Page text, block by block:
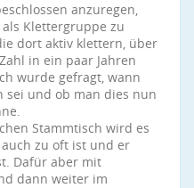
anzuregen,
Klettergruppe zu
dort aktiv klettern, über
in ein paar Jahren
wurde gefragt, wann
sei und ob man dies nun
Stammtisch wird es
zu oft ist und er
Dafür aber mit
dann weiter im